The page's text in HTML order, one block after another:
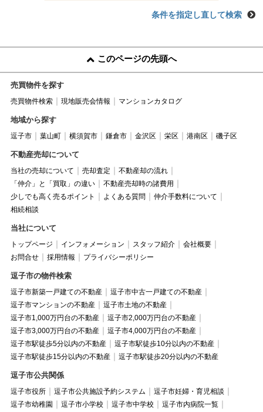
条件を指定し直して検索
このページの先頭へ
売買物件を探す
売買物件検索 現地販売会情報 マンションカタログ
地域から探す
逗子市 葉山町 横須賀市 鎌倉市 金沢区 栄区 港南区 磯子区
不動産売却について
当社の売却について 売却査定
不動産却の流れ
「仲介」と「買取」の違い
不動産売却時の諸費用
少しでも高く売るポイント
よくある質問
仲介手数料について
相続相談
当社について
トップページ インフォメーション スタッフ紹介
会社概要
お問合せ
採用情報 プライバシーポリシー
逗子市の物件検索
逗子市新築一戸建ての不動産
逗子市中古一戸建ての不動産
逗子市マンションの不動産
逗子市土地の不動産
逗子市1,000万円台の不動産
逗子市2,000万円台の不動産
逗子市3,000万円台の不動産
逗子市4,000万円台の不動産
逗子市駅徒歩5分以内の不動産
逗子市駅徒歩10分以内の不動産
逗子市駅徒歩15分以内の不動産
逗子市駅徒歩20分以内の不動産
逗子市公共関係
逗子市役所 逗子市公共施設予約システム
逗子市妊婦・育児相談
逗子市幼稚園
逗子市小学校 逗子市中学校
逗子市内病院一覧